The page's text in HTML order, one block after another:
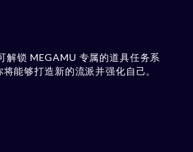
解锁 MEGAMU 专属的道具任务系
能够打造新的流派并强化自己。